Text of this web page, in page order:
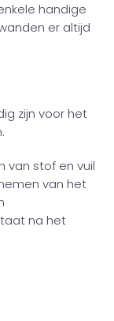
handige
er altijd
zijn voor het
van stof en vuil
van het
na het